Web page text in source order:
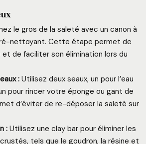
le gros de la saleté avec un canon à
nettoyant. Cette étape permet de
et de faciliter son élimination lors du
: Utilisez deux seaux, un pour l’eau
pour rincer votre éponge ou gant de
d’éviter de re-déposer la saleté sur
:Utilisez une clay bar pour éliminer les
tels que le goudron, la résine et